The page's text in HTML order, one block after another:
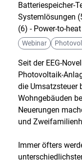
Batteriespeicher-
Systemlösungen
(6) - Power-to-
Webinar
Seit der EEG-
Photovoltaik-
die Umsatzsteuer
Wohngebäuden
Neuerungen
und
Immer öfters